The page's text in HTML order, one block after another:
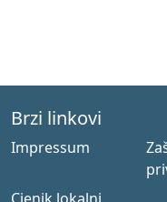
Brzi linkovi
Impressum